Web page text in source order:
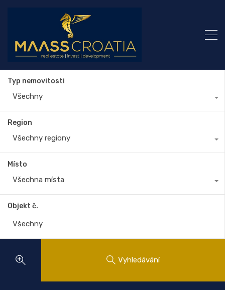
Typ nemovitosti
Všechny
Region
Všechny regiony
Místo
Všechna místa
Objekt č.
Vyhledávání